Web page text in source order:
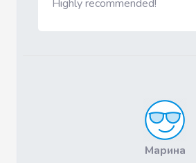
Highly recommended!
Марина